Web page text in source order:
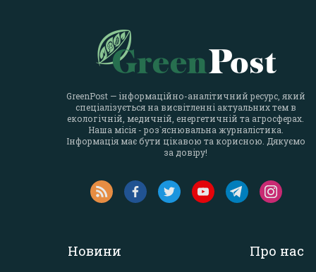
GreenPost — інформаційно-аналітичний ресурс, який
спеціалізується на висвітленні актуальних тем в
екологічній, медичній, енергетичній та агросферах.
Наша місія - роз`яснювальна журналістика.
Інформація має бути цікавою та корисною. Дякуємо
за довіру!
Новини
Про нас